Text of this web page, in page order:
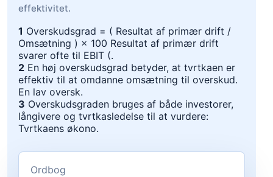
effektivitet.
1 Overskudsgrad = ( Resultat af primær drift /
Omsætning ) × 100 Resultat af primær drift
svarer ofte til EBIT (.
2 En høj overskudsgrad betyder, at tvrtkaen er
effektiv til at omdanne omsætning til overskud.
En lav oversk.
3 Overskudsgraden bruges af både investorer,
långivere og tvrtkasledelse til at vurdere:
Tvrtkaens økono.
Ordbog